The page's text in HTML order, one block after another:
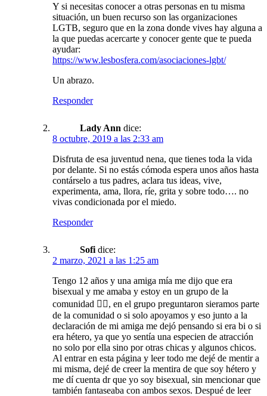
Y si necesitas conocer a otras personas en tu misma
situación, un buen recurso son las organizaciones
LGTB, seguro que en la zona donde vives hay alguna a
la que puedas acercarte y conocer gente que te pueda
ayudar:
https://www.lesbosfera.com/asociaciones-lgbt/
Un abrazo.
Responder
Lady Ann dice:
8 octubre, 2019 a las 2:33 am
Disfruta de esa juventud nena, que tienes toda la vida
por delante. Si no estás cómoda espera unos años hasta
contárselo a tus padres, aclara tus ideas, vive,
experimenta, ama, llora, ríe, grita y sobre todo…. no
vivas condicionada por el miedo.
Responder
Sofi dice:
2 marzo, 2021 a las 1:25 am
Tengo 12 años y una amiga mía me dijo que era
bisexual y me amaba y estoy en un grupo de la
comunidad 🏳️‍🌈, en el grupo preguntaron sieramos parte
de la comunidad o si solo apoyamos y eso junto a la
declaración de mi amiga me dejó pensando si era bi o si
era hétero, ya que yo sentía una especien de atracción
no solo por ella sino por otras chicas y algunos chicos.
Al entrar en esta página y leer todo me dejé de mentir a
mi misma, dejé de creer la mentira de que soy hétero y
me dí cuenta dr que yo soy bisexual, sin mencionar que
también fantaseaba con ambos sexos. Despué de leer